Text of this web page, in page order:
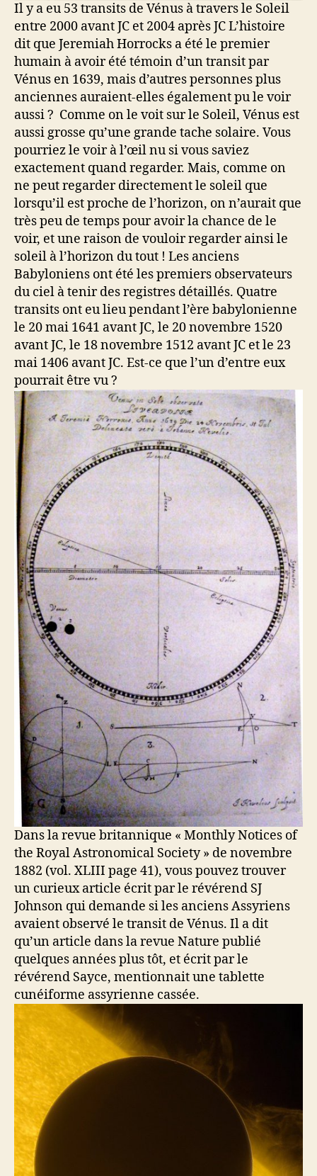
Il y a eu 53 transits de Vénus à travers le Soleil
entre 2000 avant JC et 2004 après JC L’histoire
dit que Jeremiah Horrocks a été le premier
humain à avoir été témoin d’un transit par
Vénus en 1639, mais d’autres personnes plus
anciennes auraient-elles également pu le voir
aussi ? Comme on le voit sur le Soleil, Vénus est
aussi grosse qu’une grande tache solaire. Vous
pourriez le voir à l’œil nu si vous saviez
exactement quand regarder. Mais, comme on
ne peut regarder directement le soleil que
lorsqu’il est proche de l’horizon, on n’aurait que
très peu de temps pour avoir la chance de le
voir, et une raison de vouloir regarder ainsi le
soleil à l’horizon du tout ! Les anciens
Babyloniens ont été les premiers observateurs
du ciel à tenir des registres détaillés. Quatre
transits ont eu lieu pendant l’ère babylonienne
le 20 mai 1641 avant JC, le 20 novembre 1520
avant JC, le 18 novembre 1512 avant JC et le 23
mai 1406 avant JC. Est-ce que l’un d’entre eux
pourrait être vu ?
Dans la revue britannique « Monthly Notices of
the Royal Astronomical Society » de novembre
1882 (vol. XLIII page 41), vous pouvez trouver
un curieux article écrit par le révérend SJ
Johnson qui demande si les anciens Assyriens
avaient observé le transit de Vénus. Il a dit
qu’un article dans la revue Nature publié
quelques années plus tôt, et écrit par le
révérend Sayce, mentionnait une tablette
cunéiforme assyrienne cassée.